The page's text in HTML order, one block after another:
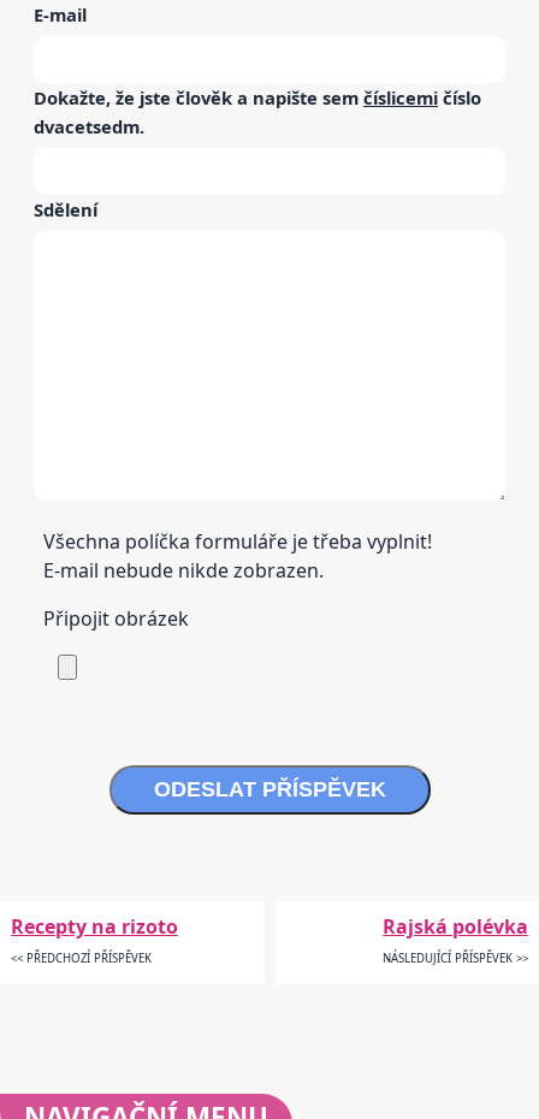
E-mail
Dokažte, že jste člověk a napište sem číslicemi číslo
dvacetsedm.
Sdělení
Všechna políčka formuláře je třeba vyplnit!
E-mail nebude nikde zobrazen.
Připojit obrázek
ODESLAT PŘÍSPĚVEK
Recepty na rizoto
<< PŘEDCHOZÍ PŘÍSPĚVEK
Rajská polévka
NÁSLEDUJÍCÍ PŘÍSPĚVEK >>